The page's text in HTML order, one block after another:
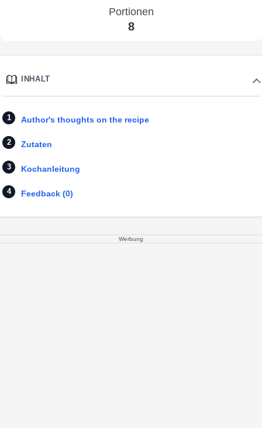
Portionen
8
INHALT
Author's thoughts on the recipe
Zutaten
Kochanleitung
Feedback (0)
Werbung